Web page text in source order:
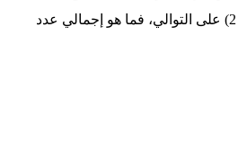
لكل مرحلة هو (15، 5، 3، 4، 2) على التوالي، فما هو إجمالي عدد